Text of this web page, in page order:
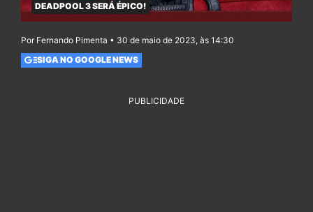
DEADPOOL 3 SERÁ ÉPICO!
Por Fernando Pimenta • 30 de maio de 2023, às 14:30
SIGA NO GOOGLE NEWS
PUBLICIDADE